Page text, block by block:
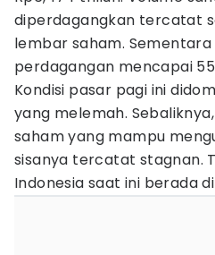
diperdagangkan tercatat
lembar saham.
perdagangan mencapai
Kondisi pasar pagi ini
yang melemah.
saham yang mampu
sisanya tercatat stagnan.
Indonesia saat ini berada